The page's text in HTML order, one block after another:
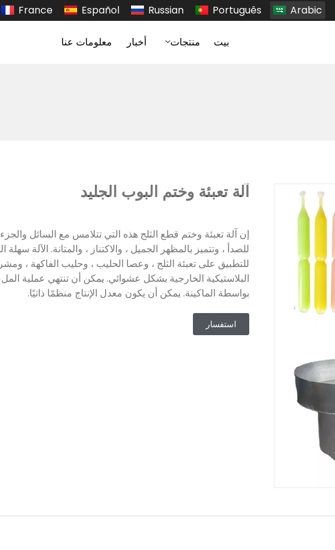
France Español Russian Português Arabic
بيت منتجات أخبار معلومات عنا
آلة تعبئة وختم البوب ​​الجليد
إن آلة تعبئة وختم قطع الثلج هذه التي تتلامس مع السائل
للصدأ ، وتتميز بالمظهر الجميل ، والاكتناز ، والمتانة. الآلة
للتطبيق على تعبئة الثلج ، وعصا الحليب ، وحليب الفاكهة ،
البلاستيكية الخارجية بشكل عشوائي. يمكن أن تنتهي عملية
بواسطة الماكينة. يمكن أن يكون معدل الإنتاج منظمًا ذاتيًا.
استفسار